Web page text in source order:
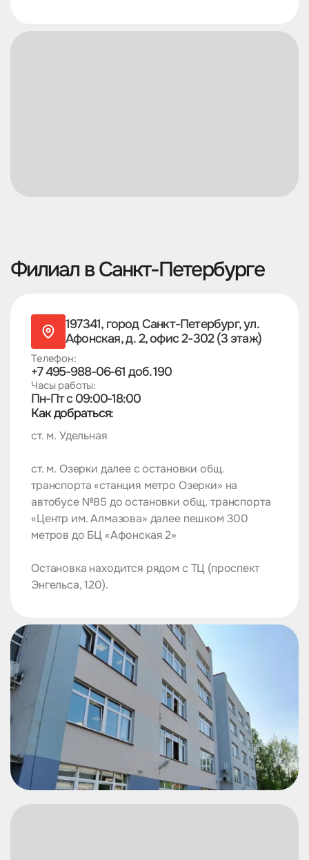
Филиал в Санкт-Петербурге
197341, город Санкт-Петербург,ул.
Афонская, д. 2, офис 2-302 (3 этаж)
Телефон:
+7 495-988-06-61 доб. 190
Часы работы:
Пн-Пт c 09:00-18:00
Как добраться:
ст. м. Удельная
ст. м. Озерки далее с остановки общ.
транспорта «станция метро Озерки» на
автобусе №85 до остановки общ. транспорта
«Центр им. Алмазова» далее пешком 300
метров до БЦ «Афонская 2»
Остановка находится рядом с ТЦ (проспект
Энгельса, 120).